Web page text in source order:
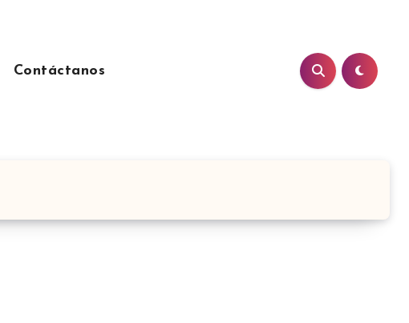
Contáctanos